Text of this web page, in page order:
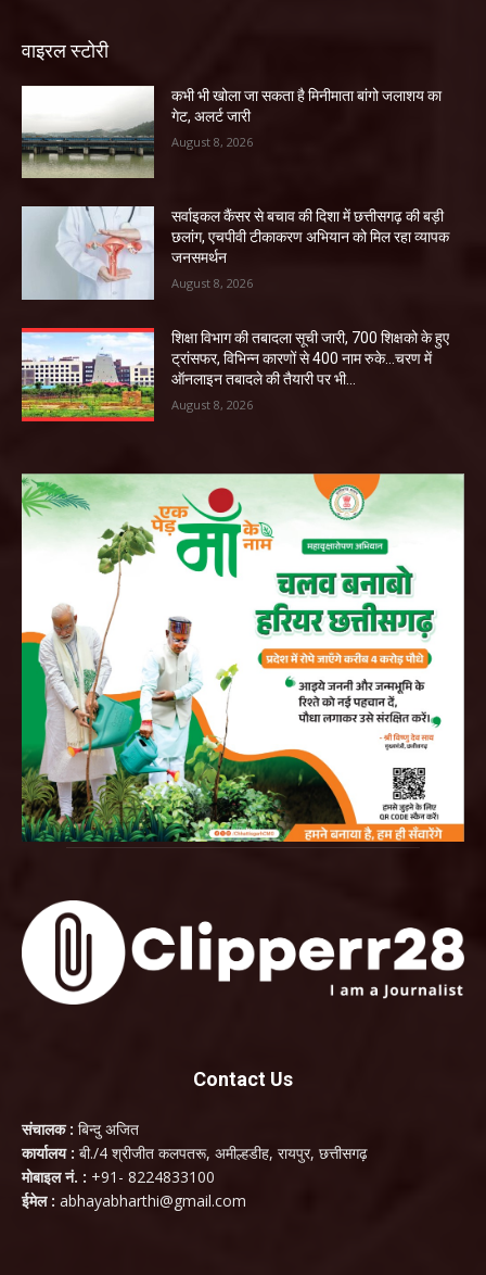
वाइरल स्टोरी
कभी भी खोला जा सकता है मिनीमाता बांगो जलाशय का
गेट, अलर्ट जारी
August 8, 2026
सर्वाइकल कैंसर से बचाव की दिशा में छत्तीसगढ़ की बड़ी
छलांग, एचपीवी टीकाकरण अभियान को मिल रहा व्यापक
जनसमर्थन
August 8, 2026
शिक्षा विभाग की तबादला सूची जारी, 700 शिक्षको के हुए
ट्रांसफर, विभिन्न कारणों से 400 नाम रुके…चरण में
ऑनलाइन तबादले की तैयारी पर भी...
August 8, 2026
Contact Us
संचालक : बिन्दु अजित
कार्यालय : बी./4 श्रीजीत कलपतरू, अमील्हडीह, रायपुर, छत्तीसगढ़
मोबाइल नं. : +91- 8224833100
ईमेल : abhayabharthi@gmail.com